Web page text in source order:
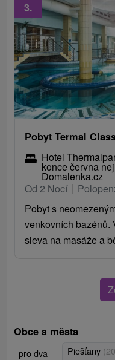
3.
Pobyt Termal
Hotel
konce června
Domalenka.cz
Od 2 Nocí
Pobyt s
venkovních bazénů.
sleva na masáže a
Obce a města
pro dva Piešťany